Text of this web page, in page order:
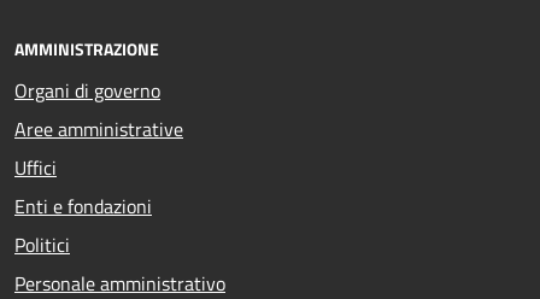
AMMINISTRAZIONE
Organi di governo
Aree amministrative
Uffici
Enti e fondazioni
Politici
Personale amministrativo